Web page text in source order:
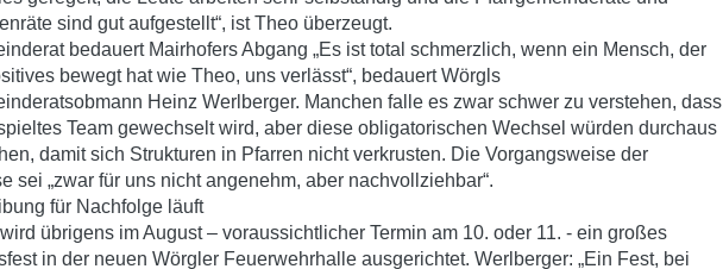
sind gut aufgestellt“, ist Theo überzeugt.
bedauert Mairhofers Abgang „Es ist total schmerzlich, wenn ein Mensch, der
bewegt hat wie Theo, uns verlässt“, bedauert Wörgls
Heinz Werlberger. Manchen falle es zwar schwer zu verstehen, dass
Team gewechselt wird, aber diese obligatorischen Wechsel würden durchaus
damit sich Strukturen in Pfarren nicht verkrusten. Die Vorgangsweise der
sei „zwar für uns nicht angenehm, aber nachvollziehbar“.
für Nachfolge läuft
übrigens im August – voraussichtlicher Termin am 10. oder 11. - ein großes
in der neuen Wörgler Feuerwehrhalle ausgerichtet. Werlberger: „Ein Fest, bei